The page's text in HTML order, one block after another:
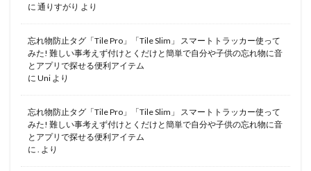
に 通りすがり より
忘れ物防止タグ「Tile Pro」「Tile Slim」 スマートトラッカー使って
みた! 難しい事考えず付けとくだけと簡単で自分や子供の忘れ物に音
とアプリで探せる便利アイテム
に Uni より
忘れ物防止タグ「Tile Pro」「Tile Slim」 スマートトラッカー使って
みた! 難しい事考えず付けとくだけと簡単で自分や子供の忘れ物に音
とアプリで探せる便利アイテム
に
より